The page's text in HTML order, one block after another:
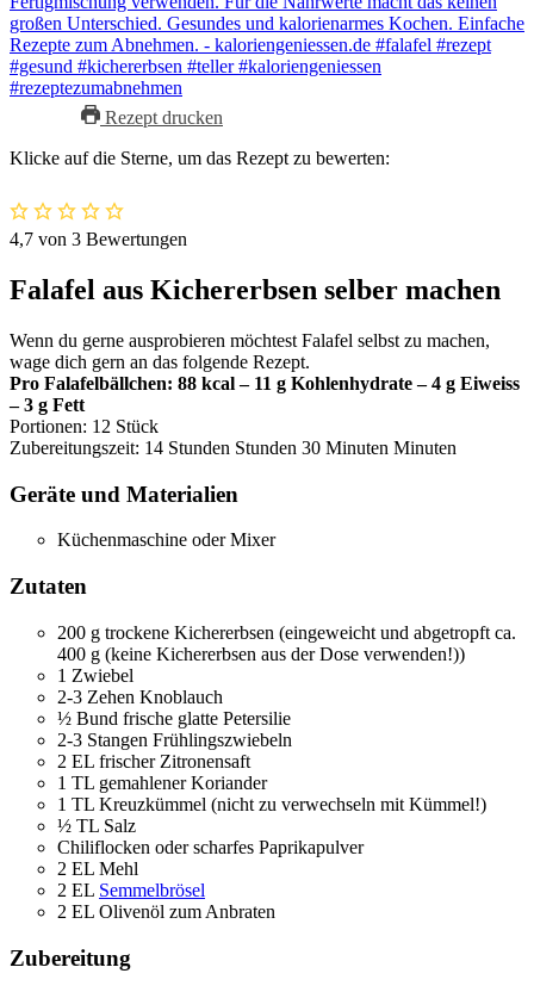
Rezept drucken
Klicke auf die Sterne, um das Rezept zu bewerten:
4,7 von 3 Bewertungen
Falafel aus Kichererbsen selber machen
Wenn du gerne ausprobieren möchtest Falafel selbst zu machen,
wage dich gern an das folgende Rezept.
Pro Falafelbällchen: 88 kcal – 11 g Kohlenhydrate – 4 g Eiweiss
– 3 g Fett
Portionen: 12 Stück
Zubereitungszeit: 14 Stunden Stunden 30 Minuten Minuten
Geräte und Materialien
Küchenmaschine oder Mixer
Zutaten
200 g trockene Kichererbsen (eingeweicht und abgetropft ca.
400 g (keine Kichererbsen aus der Dose verwenden!))
1 Zwiebel
2-3 Zehen Knoblauch
½ Bund frische glatte Petersilie
2-3 Stangen Frühlingszwiebeln
2 EL frischer Zitronensaft
1 TL gemahlener Koriander
1 TL Kreuzkümmel (nicht zu verwechseln mit Kümmel!)
½ TL Salz
Chiliflocken oder scharfes Paprikapulver
2 EL Mehl
2 EL Semmelbrösel
2 EL Olivenöl zum Anbraten
Zubereitung